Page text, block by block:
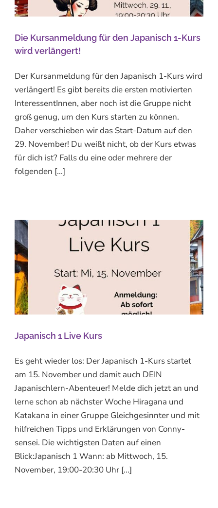
Die Kursanmeldung für den Japanisch 1-Kurs
wird verlängert!
Der Kursanmeldung für den Japanisch 1-Kurs wird
verlängert! Es gibt bereits die ersten motivierten
InteressentInnen, aber noch ist die Gruppe nicht
groß genug, um den Kurs starten zu können.
Daher verschieben wir das Start-Datum auf den
29. November! Du weißt nicht, ob der Kurs etwas
für dich ist? Falls du eine oder mehrere der
folgenden [...]
Japanisch 1 Live Kurs
Es geht wieder los: Der Japanisch 1-Kurs startet
am 15. November und damit auch DEIN
Japanischlern-Abenteuer! Melde dich jetzt an und
lerne schon ab nächster Woche Hiragana und
Katakana in einer Gruppe Gleichgesinnter und mit
hilfreichen Tipps und Erklärungen von Conny-
sensei. Die wichtigsten Daten auf einen
Blick:Japanisch 1 Wann: ab Mittwoch, 15.
November, 19:00-20:30 Uhr [...]